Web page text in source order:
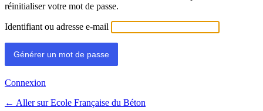
réinitialiser votre mot de passe.
Identifiant ou adresse e-mail
Connexion
← Aller sur Ecole Française du Béton